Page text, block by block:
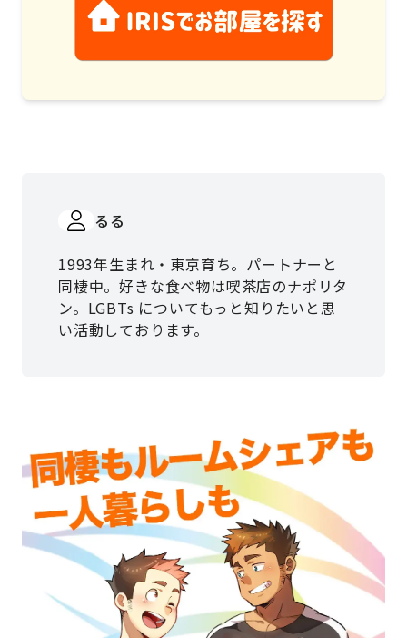
るる
1993年生まれ・東京育ち。パートナーと
同棲中。好きな食べ物は喫茶店のナポリタ
ン。LGBTs についてもっと知りたいと思
い活動しております。